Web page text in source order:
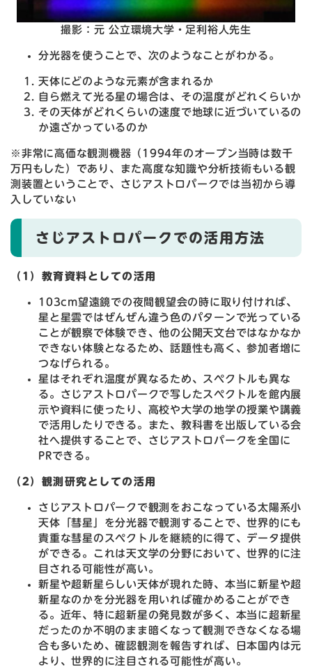
撮影：元 公立環境大学・足利裕人先生​
分光器を使うことで、次のようなことがわかる。
天体にどのような元素が含まれるか
自ら燃えて光る星の場合は、その温度がどれくらいか
その天体がどれくらいの速度で地球に近づいているの
か遠ざかっているのか
※非常に高価な観測機器（1994年のオープン当時は数千
万円もした）であり、また高度な知識や分析技術もいる観
測装置ということで、さじアストロパークでは当初から導
入していない
さじアストロパークでの活用方法
（1）教育資料としての活用
103cm望遠鏡での夜間観望会の時に取り付ければ、
星と星雲ではぜんぜん違う色のパターンで光っている
ことが観察で体験でき、他の公開天文台ではなかなか
できない体験となるため、話題性も高く、参加者増に
つなげられる。
星はそれぞれ温度が異なるため、スペクトルも異な
る。さじアストロパークで写したスペクトルを館内展
示や資料に使ったり、高校や大学の地学の授業や講義
で活用したりできる。また、教科書を出版している会
社へ提供することで、さじアストロパークを全国に
PRできる。
（2）観測研究としての活用
さじアストロパークで観測をおこなっている太陽系小
天体「彗星」を分光器で観測することで、世界的にも
貴重な彗星のスペクトルを継続的に得て、データ提供
ができる。これは天文学の分野において、世界的に注
目される可能性が高い。
新星や超新星らしい天体が現れた時、本当に新星や超
新星なのかを分光器を用いれば確かめることができ
る。近年、特に超新星の発見数が多く、本当に超新星
だったのか不明のまま暗くなって観測できなくなる場
合も多いため、確認観測を報告すれば、日本国内は元
より、世界的に注目される可能性が高い。